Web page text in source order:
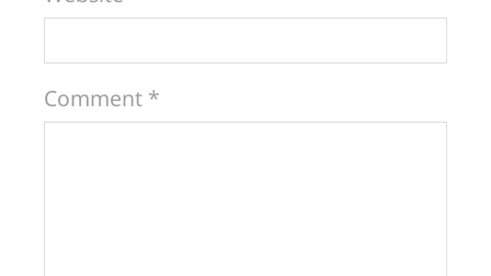
Comment *